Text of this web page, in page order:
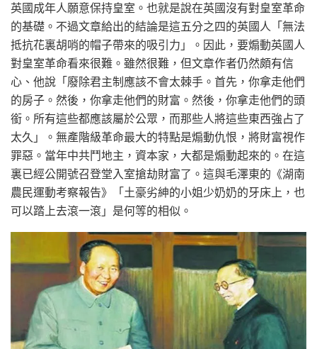
英國成年人願意保持皇室。也就是說在英國沒有對皇室革命
的基礎。不過文章給出的結論是這五分之四的英國人「無法
抵抗花裏胡哨的帽子帶來的吸引力」。因此，要煽動英國人
對皇室革命看來很難。雖然很難，但文章作者仍然頗有信
心、他說「廢除君主制應該不會太棘手。首先，你拿走他們
的房子。然後，你拿走他們的財富。然後，你拿走他們的頭
銜。所有這些都應該屬於公眾，而那些人將這些東西強占了
太久」。無產階級革命最大的特點是煽動仇恨，將財富視作
罪惡。當年中共鬥地主，資本家，大都是煽動起來的。在這
裏已經公開號召登堂入室搶劫財富了。這與毛澤東的《湖南
農民運動考察報告》「土豪劣紳的小姐少奶奶的牙床上，也
可以踏上去滾一滾」是何等的相似。